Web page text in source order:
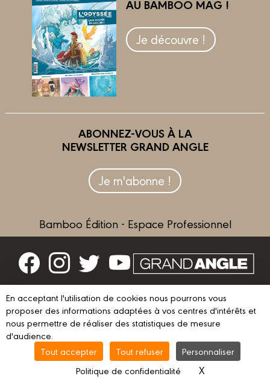
AU BAMBOO MAG !
Je découvre !
ABONNEZ-VOUS À LA
NEWSLETTER GRAND ANGLE
Je m'abonne !
Bamboo Édition - Espace Professionnel
Contactez-nous
Devenir partenaire
© 2023 GRAND ANGLE Mentions légales
Conditions d’utilisation
Vie privée
Gestion des cookies
En acceptant l'utilisation de cookies nous pourrons vous
proposer des informations adaptées à vos centres d'intérêts et
nous permettre de réaliser des statistiques de mesure
d'audience.
Tout accepter
Tout refuser
Personnaliser
Politique de confidentialité
X